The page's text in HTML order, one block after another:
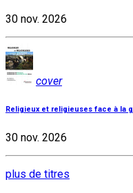
30 nov. 2026
cover
Religieux et religieuses face à la
30 nov. 2026
plus de titres